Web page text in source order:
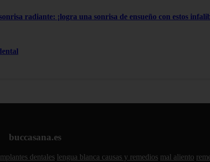
radiante: ¡logra una sonrisa de ensueño con estos
buccasana.es
dentales lengua blanca causas y remedios mal aliento